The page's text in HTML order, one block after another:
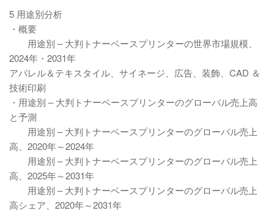
5 用途別分析
・概要
用途別 – 大判トナーベースプリンターの世界市場規模、
2024年・2031年
アパレル＆テキスタイル、サイネージ、広告、装飾、CAD ＆
技術印刷
・用途別 – 大判トナーベースプリンターのグローバル売上高
と予測
用途別 – 大判トナーベースプリンターのグローバル売上
高、2020年～2024年
用途別 – 大判トナーベースプリンターのグローバル売上
高、2025年～2031年
用途別 – 大判トナーベースプリンターのグローバル売上
高シェア、2020年～2031年